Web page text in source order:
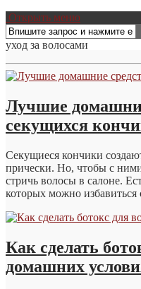
Открыть меню
уход за волосами
Лучшие
секущихся
Секущиеся кончики
прически. Но, чтобы с ними
стричь волосы в салоне.
которых можно избавиться
Как сделать
домашних